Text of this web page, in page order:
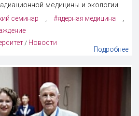
медицины и экологии...
семинар , #ядерная медицина ,
/ Новости
Подробнее